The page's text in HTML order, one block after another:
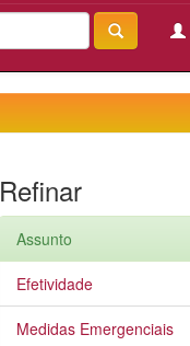
Refinar
Assunto
Efetividade
Medidas Emergenciais